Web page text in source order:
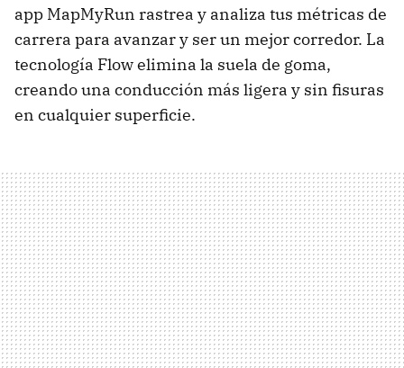
app MapMyRun rastrea y analiza tus métricas de
carrera para avanzar y ser un mejor corredor. La
tecnología Flow elimina la suela de goma,
creando una conducción más ligera y sin fisuras
en cualquier superficie.